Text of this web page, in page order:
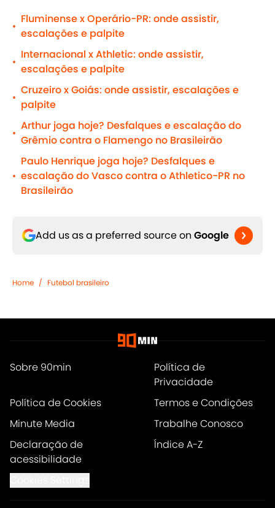
•
Fluminense x Operário-PR: onde assistir,
escalações e palpite
•
Internacional x Athletic: onde assistir,
escalações e palpite
•
Cruzeiro x Goiás: onde assistir, escalações e
palpite
•
Arthur joga hoje? Desfalques e escalação do
Grêmio contra o Flamengo no Brasileirão
•
Paulo Henrique joga hoje? Desfalques e
escalação do Vasco contra o Athletico-PR no
Brasileirão
Add us as a preferred source on Google
Home / Futebol brasileiro
Sobre 90min
Política de
Privacidade
Política de Cookies
Termos e Condições
Minute Media
Trabalhe Conosco
Declaração de
acessibilidade
Índice A-Z